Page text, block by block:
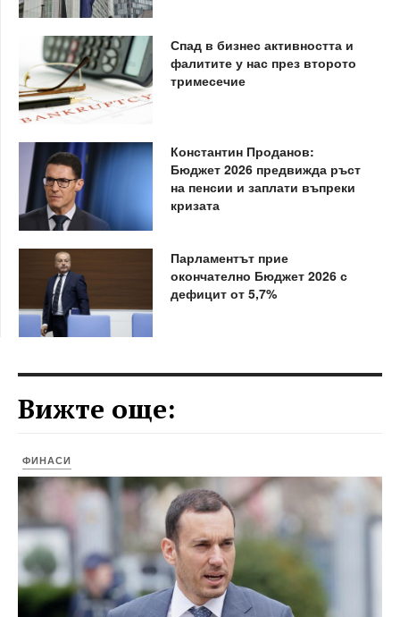
Спад в бизнес активността и
фалитите у нас през второто
тримесечие
Константин Проданов:
Бюджет 2026 предвижда ръст
на пенсии и заплати въпреки
кризата
Парламентът прие
окончателно Бюджет 2026 с
дефицит от 5,7%
Вижте още:
ФИНАСИ